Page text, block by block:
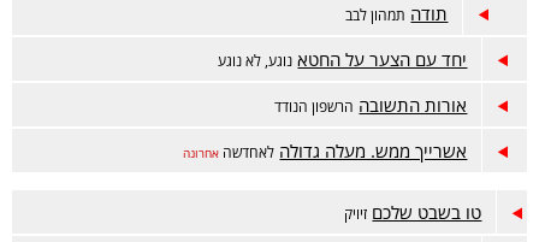
תודה תמהון לבב
יחד עם הצער על החטא נוגע, לא נוגע
אורות התשובה הרשפון הנודד
אשרייך ממש. מעלה גדולה לאחדשה אחרונה
טו בשבט שלכם זיויק